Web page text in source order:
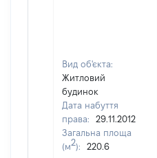
Вид об'єкта:
Житловий
будинок
Дата набуття
права:
29.11.2012
Загальна площа
(м2):
220.6